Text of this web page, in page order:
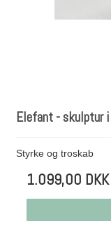
Elefant - skulptur
Styrke og troskab
1.099,00 DKK